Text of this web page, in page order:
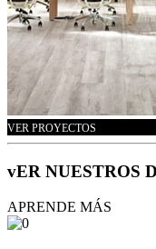
VER PROYECTOS
vER NUESTROS
APRENDE MÁS